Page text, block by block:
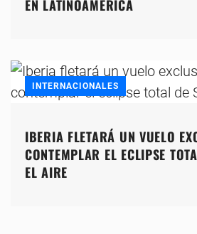
EN LATINOAMÉRICA
INTERNACIONALES
IBERIA FLETARÁ UN VUELO
CONTEMPLAR EL ECLIPSE
EL AIRE